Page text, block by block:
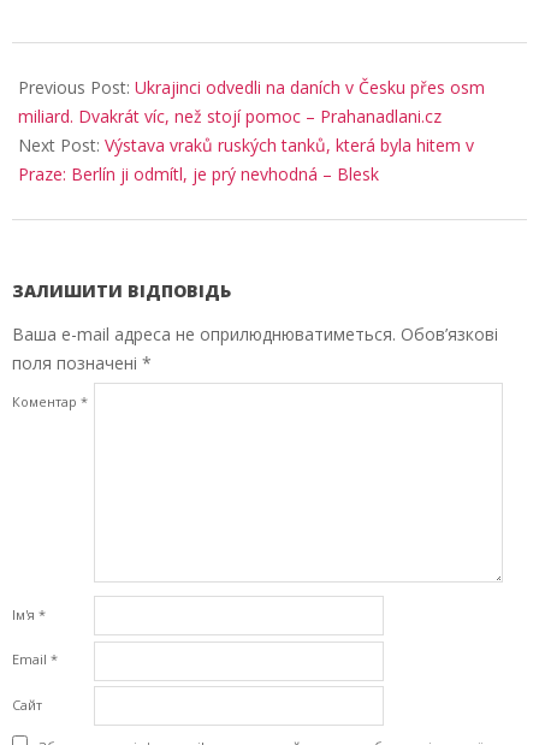
11-
09
Previous Post: Ukrajinci odvedli na daních v Česku přes osm
miliard. Dvakrát víc, než stojí pomoc – Prahanadlani.cz
Next Post: Výstava vraků ruských tanků, která byla hitem v
Praze: Berlín ji odmítl, je prý nevhodná – Blesk
ЗАЛИШИТИ ВІДПОВІДЬ
Ваша e-mail адреса не оприлюднюватиметься. Обов’язкові
поля позначені *
Коментар *
Ім'я *
Email *
Сайт